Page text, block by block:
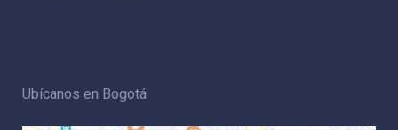
Ubícanos en Bogotá